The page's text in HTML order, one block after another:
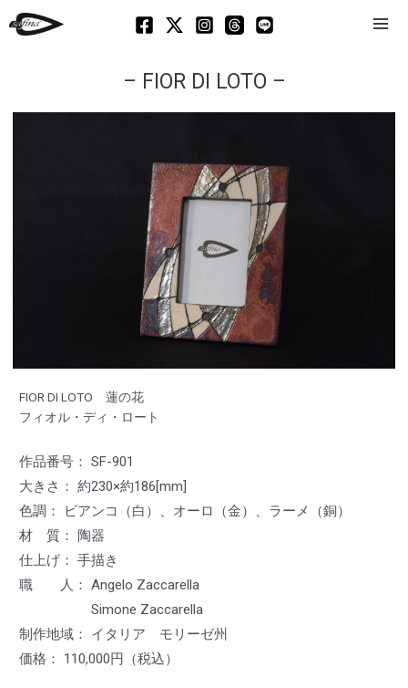
– FIOR DI LOTO –
FIOR DI LOTO 蓮の花
フィオル・ディ・ロート
作品番号： SF-901
大きさ： 約230×約186[mm]
色調： ビアンコ（白）、オーロ（金）、ラーメ（銅）
材 質： 陶器
仕上げ： 手描き
職 人： Angelo Zaccarella
Simone Zaccarella
制作地域： イタリア モリーゼ州
価格： 110,000円（税込）